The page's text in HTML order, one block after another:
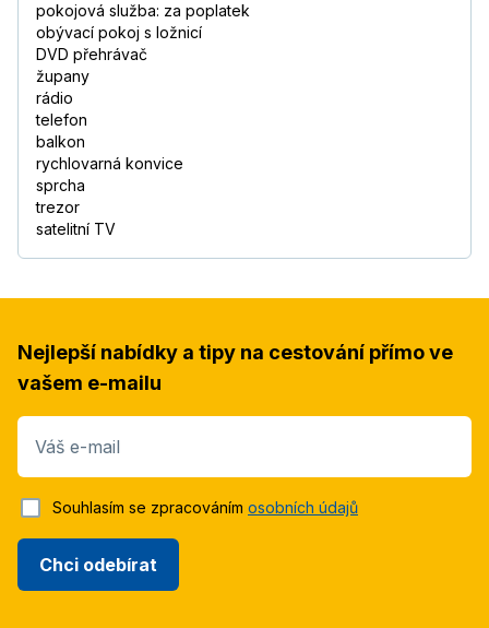
pokojová služba: za poplatek
obývací pokoj s ložnicí
DVD přehrávač
župany
rádio
telefon
balkon
rychlovarná konvice
sprcha
trezor
satelitní TV
Nejlepší nabídky a tipy na cestování přímo ve
vašem e-mailu
Váš e-mail
Chci odebírat
Souhlasím se zpracováním osobních údajů